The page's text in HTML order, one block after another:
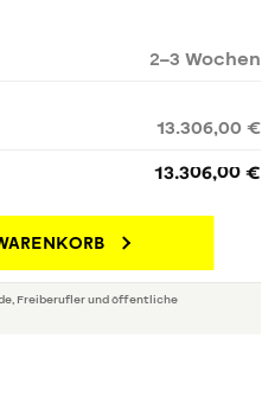
2–3 Wochen
13.306,00 €
13.306,00 €
Freiberufler und öffentliche